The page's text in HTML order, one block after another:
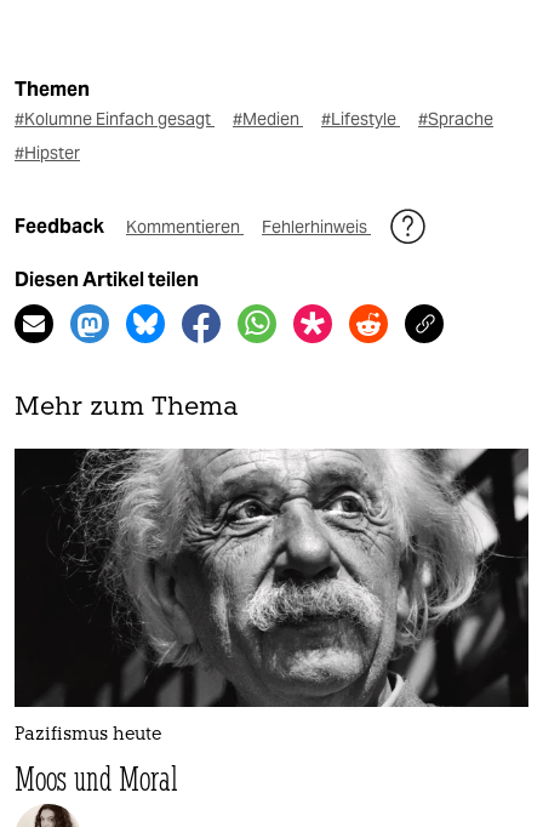
Themen
#Kolumne Einfach gesagt #Medien #Lifestyle
#Sprache
#Hipster
Feedback Kommentieren Fehlerhinweis
Diesen Artikel teilen
Mehr zum Thema
Pazifismus heute
Moos und Moral